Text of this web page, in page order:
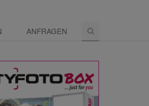
ANFRAGEN